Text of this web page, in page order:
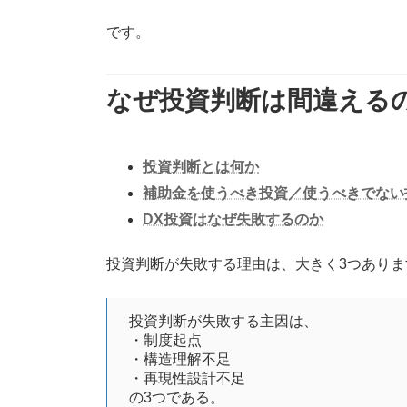
です。
なぜ投資判断は間違える
投資判断とは何か
補助金を使うべき投資／使うべきでな
DX投資はなぜ失敗するのか
投資判断が失敗する理由は、大きく3つありま
投資判断が失敗する主因は、
・制度起点
・構造理解不足
・再現性設計不足
の3つである。